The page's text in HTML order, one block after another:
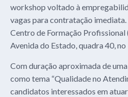
workshop voltado à
vagas para contratação imediata.
Centro de Formação
Avenida do Estado, quadra 40,
Com duração aproximada de
como tema “Qualidade no
candidatos interessados em